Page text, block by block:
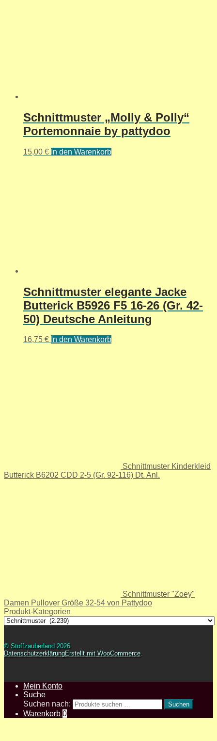
Schnittmuster „Molly & Polly“
Portemonnaie by pattydoo
15,00 € In den Warenkorb
Schnittmuster elegante Jacke
Butterick B5926 F5 16-26 (Gr. 42-
50) Deutsche Anleitung
16,75 € In den Warenkorb
Schnittmuster Kinderkleid
Butterick B6202 CDD 2-5 (Gr. 92-116) Dt. Anl.
Schnittmuster "Zoey"
Damen Pullover Größe 32-54 von Pattydoo
Produkt-Kategorien
© Stoffzauberland 2026
DatenschutzerklärungErstellt mit WooCommerce.
Mein Konto
Suche
Suchen nach:
Suchen
Warenkorb 0